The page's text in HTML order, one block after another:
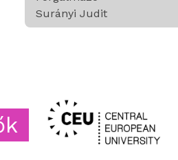
Surányi Judit